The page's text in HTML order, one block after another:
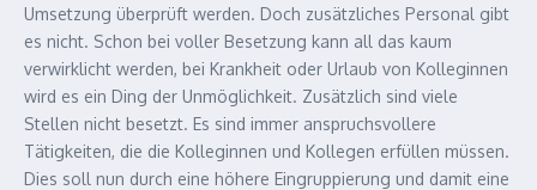
Umsetzung überprüft werden. Doch zusätzliches Personal gibt
es nicht. Schon bei voller Besetzung kann all das kaum
verwirklicht werden, bei Krankheit oder Urlaub von Kolleginnen
wird es ein Ding der Unmöglichkeit. Zusätzlich sind viele
Stellen nicht besetzt. Es sind immer anspruchsvollere
Tätigkeiten, die die Kolleginnen und Kollegen erfüllen müssen.
Dies soll nun durch eine höhere Eingruppierung und damit eine